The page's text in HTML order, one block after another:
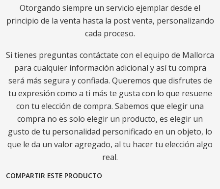
Otorgando siempre un servicio ejemplar desde el
principio de la venta hasta la post venta, personalizando
cada proceso.
Si tienes preguntas contáctate con el equipo de Mallorca
para cualquier información adicional y así tu compra
será más segura y confiada. Queremos que disfrutes de
tu expresión como a ti más te gusta con lo que resuene
con tu elección de compra. Sabemos que elegir una
compra no es solo elegir un producto, es elegir un
gusto de tu personalidad personificado en un objeto, lo
que le da un valor agregado, al tu hacer tu elección algo
real.
COMPARTIR ESTE PRODUCTO